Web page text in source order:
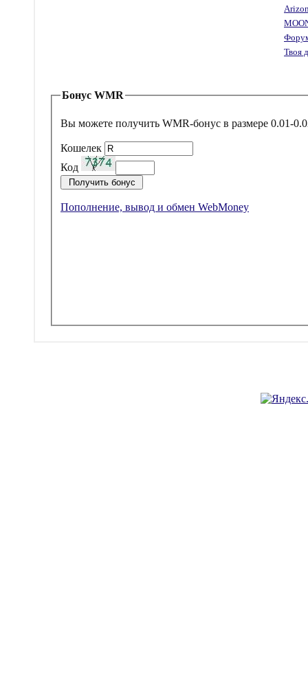
Твоя
Бонус WMR
Вы можете получить WMR-бонус в размере 0.01-
Кошелек
Код
Пополнение, вывод и обмен WebMoney